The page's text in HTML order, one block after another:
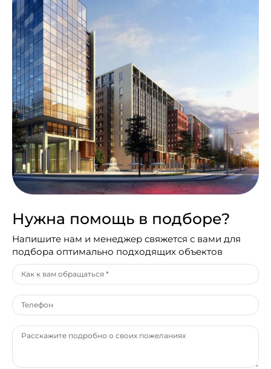
Нужна помощь в подборе?
Напишите нам и менеджер свяжется с вами для
подбора оптимально подходящих объектов